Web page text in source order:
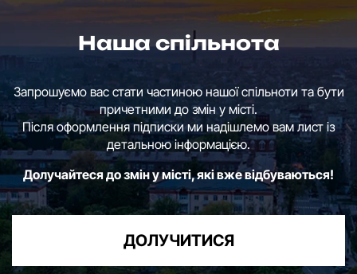
Наша спільнота
Запрошуємо вас стати частиною нашої спільноти та бути
причетними до змін у місті.
Після оформлення підписки ми надішлемо вам лист із
детальною інформацією.
Долучайтеся до змін у місті, які вже відбуваються!
ДОЛУЧИТИСЯ